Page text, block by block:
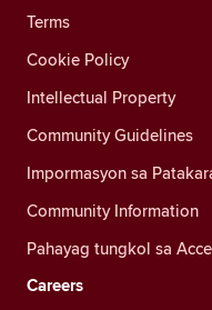
Terms
Cookie Policy
Intellectual Property
Community Guidelines
Impormasyon sa
Community Information
Pahayag tungkol sa
Careers